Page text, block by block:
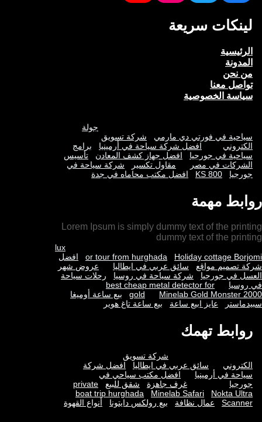
لينكات سريعة
الرئيسية
المدونة
من نحن
تواصل معنا
سياسة الخصوصية
جولة
سياحية في فورتي دي مارمي
شركة تسويق
الكتروني
افضل شركة سياحة في أرمينيا
برامج
سياحية في جورجيا
افضل جهاز كشف المعادن
تأسيس
الشركات في مصر
مقاول تكسير
شركة سياحة في
جورجيا
KS 800 افضل مكتب محاماه في جدة
روابط مهمة
Lorem Ipsum is simply dummy text of the printing
dummy text of the printing
lux
or tour from hurghada
Holiday cottage Borjomi
افضل
شركة تصميم مواقع
سائق عربي في ايطاليا
عروض شهر
العسل في جورجيا
شركة سياحة في روسيا
رحلات سياحة
في روسيا
best cheap metal detector for
gold
Minelab Gold Monster 2000
بيع ساعة أوميغا
سبيدماستر
عايز ابيع ساعة بيع ساعة تاغ هوير
روابط تهمك
شركة تسويق
الكتروني
سائق عربي في ايطاليا
افضل شركة
سياحة في أرمينيا
افضل مكتب سياحي في
جورجيا
غرف جاهزة شقق للبيع
private
boat trip hurghada
Minelab Safari
Nokta Ultra
Scanner
عمال نظافة بيع رولكس دايتونا أنواع القهوة